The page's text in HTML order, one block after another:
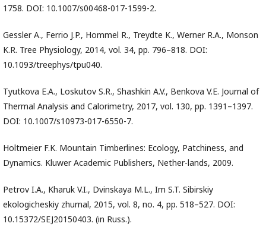
1758. DOI: 10.1007/s00468-017-1599-2.
Gessler A., Ferrio J.P., Hommel R., Treydte K., Werner R.A., Monson
K.R. Tree Physiology, 2014, vol. 34, pp. 796–818. DOI:
10.1093/treephys/tpu040.
Tyutkova E.A., Loskutov S.R., Shashkin A.V., Benkova V.E. Journal of
Thermal Analysis and Calorimetry, 2017, vol. 130, pр. 1391–1397.
DOI: 10.1007/s10973-017-6550-7.
Holtmeier F.K. Mountain Timberlines: Ecology, Patchiness, and
Dynamics. Kluwer Academic Publishers, Nether-lands, 2009.
Petrov I.A., Kharuk V.I., Dvinskaya M.L., Im S.T. Sibirskiy
ekologicheskiy zhurnal, 2015, vol. 8, no. 4, pp. 518–527. DOI:
10.15372/SEJ20150403. (in Russ.).